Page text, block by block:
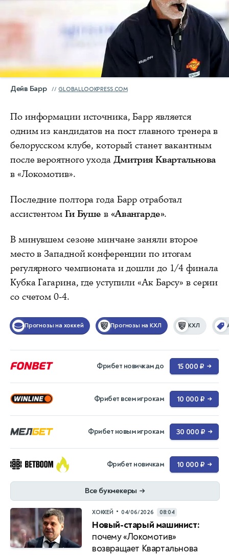
Дейв Барр GLOBALLOOKPRESS.COM
По информации источника, Барр является
одним из кандидатов на пост главного тренера в
белорусском клубе, который станет вакантным
после вероятного ухода Дмитрия Квартальнова
в «Локомотив».
Последние полтора года Барр отработал
ассистентом Ги Буше в «Авангарде».
В минувшем сезоне минчане заняли второе
место в Западной конференции по итогам
регулярного чемпионата и дошли до 1/4 финала
Кубка Гагарина, где уступили «Ак Барсу» в серии
со счетом 0-4.
Прогнозы на хоккей Прогнозы на КХЛ КХЛ
Фрибет новичкам до 15 000 ₽ →
Фрибет всем игрокам 10 000 ₽ →
Фрибет новым игрокам 30 000 ₽ →
Фрибет новичкам 10 000 ₽ →
Все букмекеры →
ХОККЕЙ • 04/06/2026 08:04
Новый-старый машинист:
почему «Локомотив»
возвращает Квартальнова